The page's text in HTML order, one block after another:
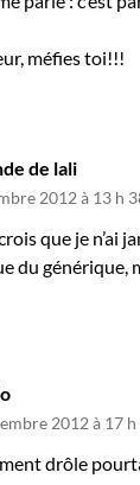
méfies toi!!!
de lali
2012 à 13 h
que je n’ai
du générique,
2012 à 17
drôle